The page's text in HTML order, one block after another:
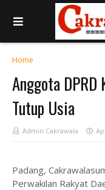
Home
Anggota
Tutup Usia
Admin Cakrawala
Padang,
Perwakilan Rakyat